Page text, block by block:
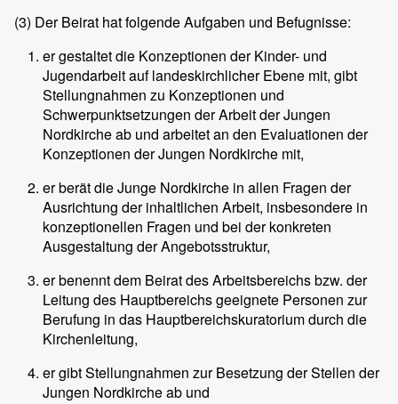
(3) Der Beirat hat folgende Aufgaben und Befugnisse:
er gestaltet die Konzeptionen der Kinder- und
Jugendarbeit auf landeskirchlicher Ebene mit, gibt
Stellungnahmen zu Konzeptionen und
Schwerpunktsetzungen der Arbeit der Jungen
Nordkirche ab und arbeitet an den Evaluationen der
Konzeptionen der Jungen Nordkirche mit,
er berät die Junge Nordkirche in allen Fragen der
Ausrichtung der inhaltlichen Arbeit, insbesondere in
konzeptionellen Fragen und bei der konkreten
Ausgestaltung der Angebotsstruktur,
er benennt dem Beirat des Arbeitsbereichs bzw. der
Leitung des Hauptbereichs geeignete Personen zur
Berufung in das Hauptbereichskuratorium durch die
Kirchenleitung,
er gibt Stellungnahmen zur Besetzung der Stellen der
Jungen Nordkirche ab und